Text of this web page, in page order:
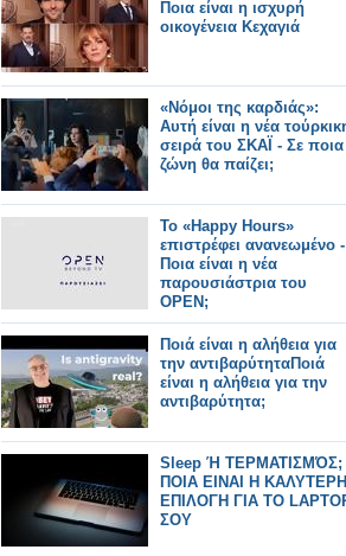
Ποια είναι η ισχυρή
οικογένεια Κεχαγιά
«Νόμοι της καρδιάς»:
Αυτή είναι η νέα
σειρά του ΣΚΑΪ - Σε ποια
ζώνη θα παίζει;
Το «Happy Hours»
επιστρέφει ανανεωμένο -
Ποια είναι η νέα
παρουσιάστρια του
OPEN;
Ποιά είναι η αλήθεια για
την αντιβαρύτηταΠοιά
είναι η αλήθεια για την
αντιβαρύτητα;
Sleep Ή ΤΕΡΜΑΤΙΣΜΌΣ;
ΠΟΙΑ ΕΙΝΑΙ Η ΚΑΛΥΤΕΡΗ
ΕΠΙΛΟΓΗ ΓΙΑ ΤΟ
ΣΟΥ